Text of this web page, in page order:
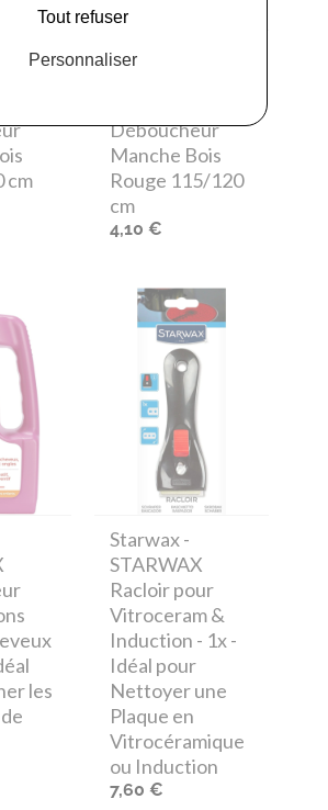
-
cm
Vanzeebroeck
Déboucheur
Manche Bois
Rouge 115/120
cm
4,10 €
les
Starwax-
STARWAX
Racloir pour
Vitroceram &
Induction - 1x -
Idéal pour
Nettoyer une
Plaque en
Vitrocéramique
ou Induction
7,60 €
Tout refuser
Personnaliser